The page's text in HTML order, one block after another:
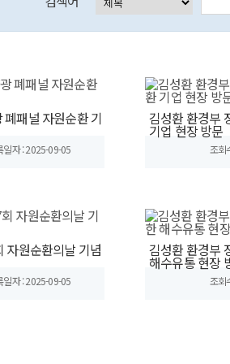
패널 자원순환 기
일자 : 2025-09-05
김성환 환경부
기업 현장 방문
조회
자원순환의날 기념
일자 : 2025-09-05
김성환 환경부
해수유통 현장
조회